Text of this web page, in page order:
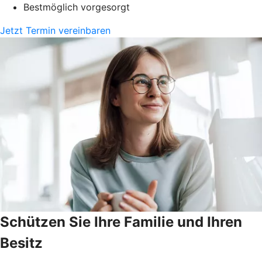
Bestmöglich vorgesorgt
Jetzt Termin vereinbaren
Schützen Sie Ihre Familie und Ihren
Besitz